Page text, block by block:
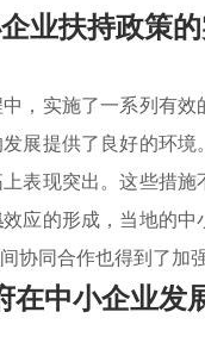
业扶持政策
，实施了一系列有效
展提供了良好的环
表现突出。这些措
效应的形成，当地的
协同合作也得到了加
在中小企业发